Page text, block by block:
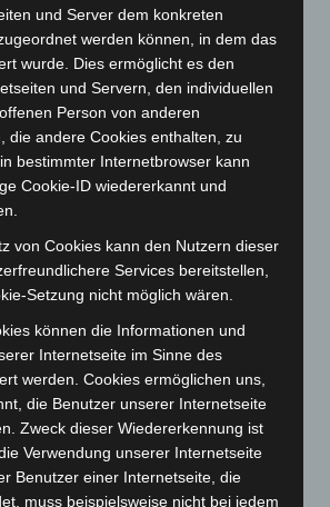
und Server dem konkreten
werden können, in dem das
wurde. Dies ermöglicht es den
und Servern, den individuellen
Person von anderen
die andere Cookies enthalten, zu
bestimmter Internetbrowser kann
Cookie-ID wiedererkannt und
von Cookies kann den Nutzern dieser
Services bereitstellen,
Setzung nicht möglich wären.
können die Informationen und
Internetseite im Sinne des
werden. Cookies ermöglichen uns,
die Benutzer unserer Internetseite
Zweck dieser Wiedererkennung ist
Verwendung unserer Internetseite
Benutzer einer Internetseite, die
muss beispielsweise nicht bei jedem